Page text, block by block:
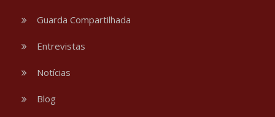
Guarda Compartilhada
Entrevistas
Notícias
Blog